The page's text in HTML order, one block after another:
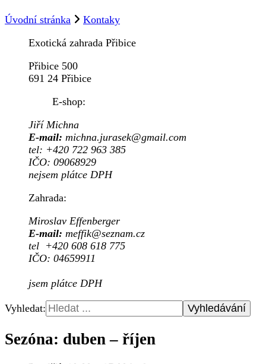
Úvodní stránka
Kontaky
Exotická zahrada Přibice
Přibice 500
691 24 Přibice
E-shop:
Jiří Michna
E-mail: michna.jurasek@gmail.com
tel: +420 722 963 385
IČO: 09068929
nejsem plátce DPH
Zahrada:
Miroslav Effenberger
E-mail: meffik@seznam.cz
tel +420 608 618 775
IČO: 04659911
jsem plátce DPH
Vyhledat:
Sezóna: duben – říjen